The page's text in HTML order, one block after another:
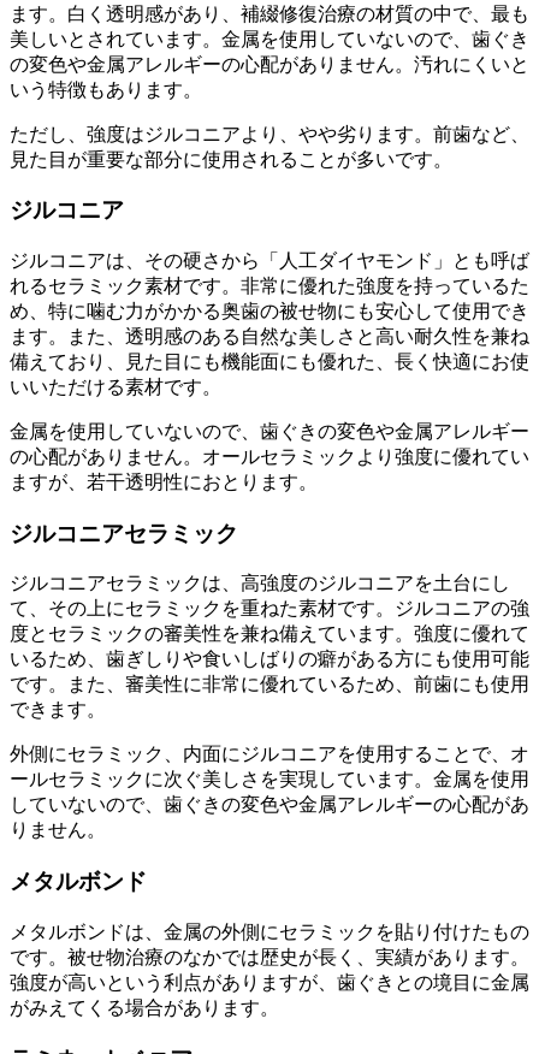
ます。白く透明感があり、補綴修復治療の材質の中で、最も
美しいとされています。金属を使用していないので、歯ぐき
の変色や金属アレルギーの心配がありません。汚れにくいと
いう特徴もあります。
ただし、強度はジルコニアより、やや劣ります。前歯など、
見た目が重要な部分に使用されることが多いです。
ジルコニア
ジルコニアは、その硬さから「人工ダイヤモンド」とも呼ば
れるセラミック素材です。非常に優れた強度を持っているた
め、特に噛む力がかかる奥歯の被せ物にも安心して使用でき
ます。また、透明感のある自然な美しさと高い耐久性を兼ね
備えており、見た目にも機能面にも優れた、長く快適にお使
いいただける素材です。
金属を使用していないので、歯ぐきの変色や金属アレルギー
の心配がありません。オールセラミックより強度に優れてい
ますが、若干透明性におとります。
ジルコニアセラミック
ジルコニアセラミックは、高強度のジルコニアを土台にし
て、その上にセラミックを重ねた素材です。ジルコニアの強
度とセラミックの審美性を兼ね備えています。強度に優れて
いるため、歯ぎしりや食いしばりの癖がある方にも使用可能
です。また、審美性に非常に優れているため、前歯にも使用
できます。
外側にセラミック、内面にジルコニアを使用することで、オ
ールセラミックに次ぐ美しさを実現しています。金属を使用
していないので、歯ぐきの変色や金属アレルギーの心配があ
りません。
メタルボンド
メタルボンドは、金属の外側にセラミックを貼り付けたもの
です。被せ物治療のなかでは歴史が長く、実績があります。
強度が高いという利点がありますが、歯ぐきとの境目に金属
がみえてくる場合があります。